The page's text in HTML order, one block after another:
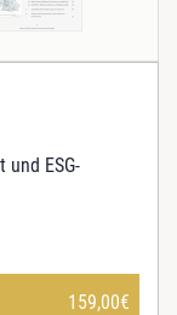
ESG-
159,00€